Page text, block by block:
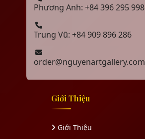
Phương Anh: +84 396 295 998
Trung Vũ: +84 909 896 286
order@nguyenartgallery.com
Giới Thiệu
Giới Thiệu